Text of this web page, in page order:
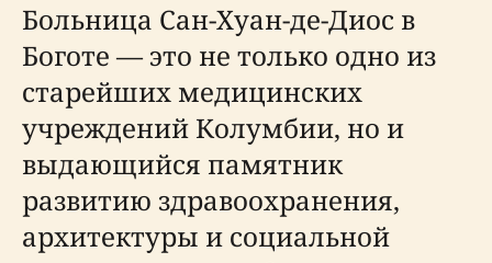
Больница Сан-Хуан-де-Диос в
Боготе — это не только одно из
старейших медицинских
учреждений Колумбии, но и
выдающийся памятник
развитию здравоохранения,
архитектуры и социальной